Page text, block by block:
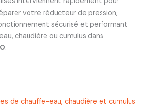
votre réducteur de pression,
sécurisé et performant
chaudière ou cumulus dans
.
de chauffe-eau, chaudière et cumulus